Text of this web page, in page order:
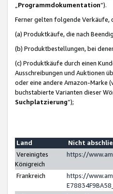
Programmdokumentation“).
Ferner gelten folgende Verkäufe,
(a) Produktkäufe, die nach
(b) Produktbestellungen, bei
(c) Produktkäufe durch einen
Ausschreibungen und Auktionen
oder eine andere Amazon-Marke
buchstabierte Varianten dieser
Suchplatzierung”);
Land
Nicht
Vereinigtes
Königreich
https://
Frankreich
https://